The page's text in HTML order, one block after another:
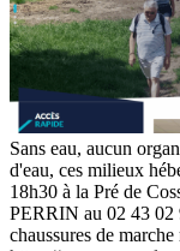
Sans eau, aucun
d'eau, ces milieux
18h30 à la Pré de
PERRIN au 02 43 02
chaussures de